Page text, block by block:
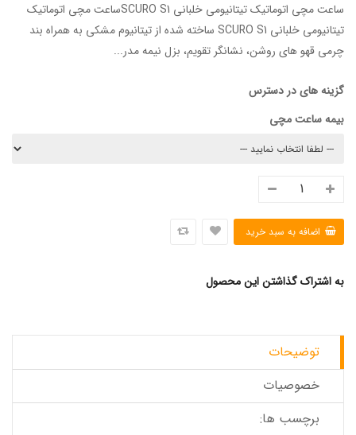
ساعت مچی اتوماتیک تیتانیومی خلبانی SCURO S1ساعت مچی اتوماتیک
تیتانیومی خلبانی SCURO S1 ساخته شده از تیتانیوم مشکی به همراه بند
چرمی قهو های روشن، نشانگر تقویم، بزل نیمه مدر...
گزینه های در دسترس
بیمه ساعت مچی
به اشتراک گذاشتن این محصول
توضیحات
خصوصیات
برچسب ها: